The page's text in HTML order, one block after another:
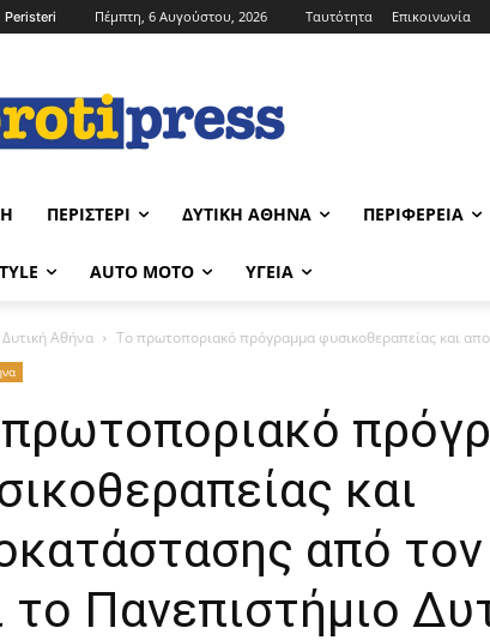
Peristeri Πέμπτη, 6 Αυγούστου, 2026 Ταυτότητα Επικοινωνία
ΠΕΡΙΣΤΈΡΙ ΔΥΤΙΚΉ ΑΘΉΝΑ ΠΕΡΙΦΈΡΕΙΑ
AUTO MOTO ΥΓΕΊΑ
Δυτική Αθήνα Το πρωτοποριακό πρόγραμμα φυσικοθεραπείας και
και
από τον
το Πανεπιστήμιο